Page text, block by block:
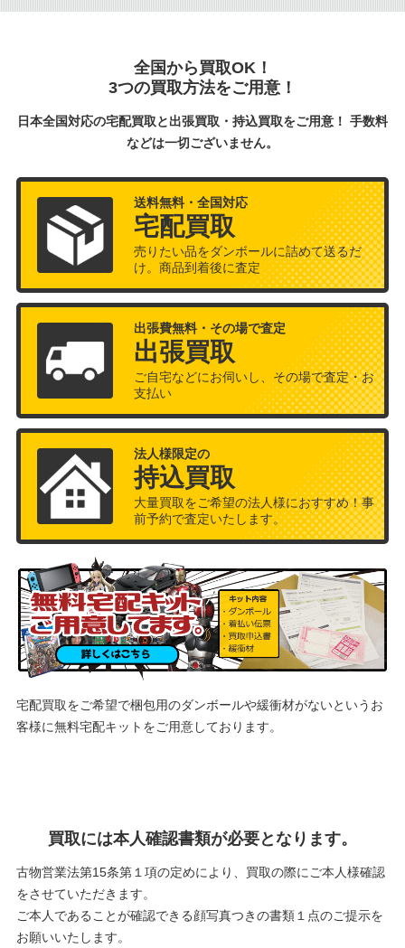
全国から買取OK！
3つの買取方法をご用意！
日本全国対応の宅配買取と出張買取・持込買取をご用意！ 手数料
などは一切ございません。
送料無料・全国対応
宅配買取
売りたい品をダンボールに詰めて送るだ
け。商品到着後に査定
出張費無料・その場で査定
出張買取
ご自宅などにお伺いし、その場で査定・お
支払い
法人様限定の
持込買取
大量買取をご希望の法人様におすすめ！事
前予約で査定いたします。
宅配買取をご希望で梱包用のダンボールや緩衝材がないというお
客様に無料宅配キットをご用意しております。
買取には本人確認書類が必要となります。
古物営業法第15条第１項の定めにより、買取の際にご本人様確認
をさせていただきます。
ご本人であることが確認できる顔写真つきの書類１点のご提示を
お願いいたします。